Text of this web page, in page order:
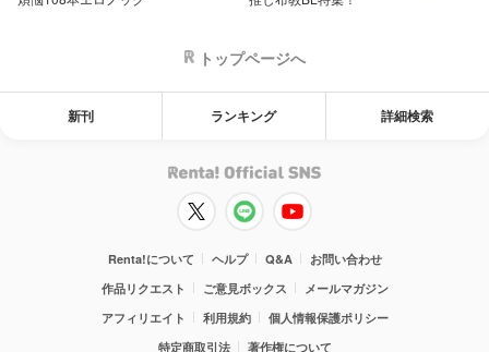
トップページへ
新刊 ランキング 詳細検索
Renta!について ヘルプ Q&A
お問い合わせ
作品リクエスト
ご意見ボックス
メールマガジン
アフィリエイト
利用規約
個人情報保護ポリシー
特定商取引法
著作権について